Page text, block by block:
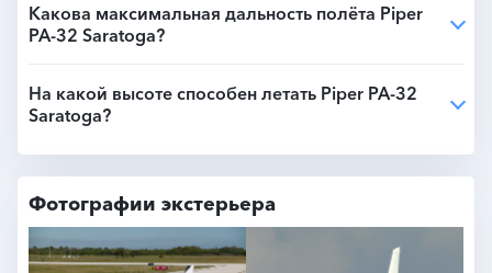
Какова максимальная дальность полёта Piper
PA-32 Saratoga?
На какой высоте способен летать Piper PA-32
Saratoga?
Фотографии экстерьера